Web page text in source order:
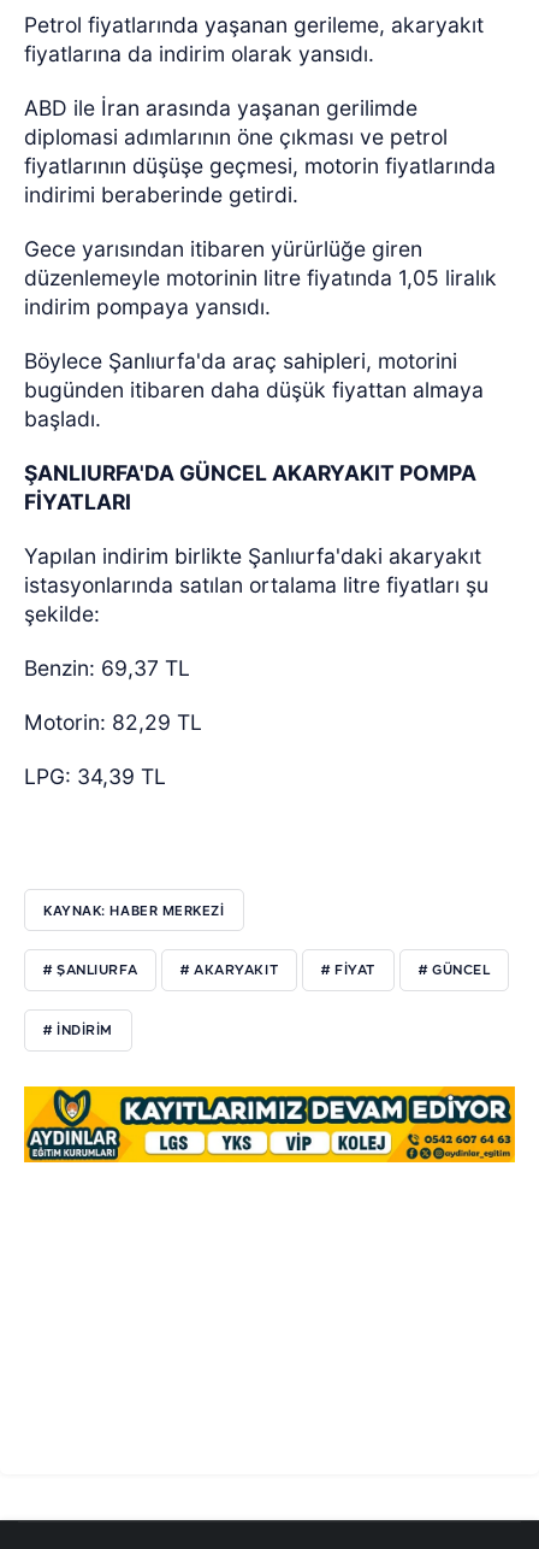
Petrol fiyatlarında yaşanan gerileme, akaryakıt
fiyatlarına da indirim olarak yansıdı.
ABD ile İran arasında yaşanan gerilimde
diplomasi adımlarının öne çıkması ve petrol
fiyatlarının düşüşe geçmesi, motorin fiyatlarında
indirimi beraberinde getirdi.
Gece yarısından itibaren yürürlüğe giren
düzenlemeyle motorinin litre fiyatında 1,05 liralık
indirim pompaya yansıdı.
Böylece Şanlıurfa'da araç sahipleri, motorini
bugünden itibaren daha düşük fiyattan almaya
başladı.
ŞANLIURFA'DA GÜNCEL AKARYAKIT POMPA
FİYATLARI
Yapılan indirim birlikte Şanlıurfa'daki akaryakıt
istasyonlarında satılan ortalama litre fiyatları şu
şekilde:
Benzin: 69,37 TL
Motorin: 82,29 TL
LPG: 34,39 TL
KAYNAK: HABER MERKEZİ
# ŞANLIURFA # AKARYAKIT # FİYAT # GÜNCEL
# İNDİRİM